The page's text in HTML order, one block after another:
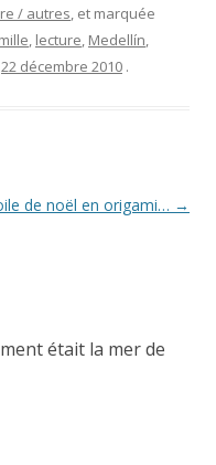
/ autres, et marquée
, lecture, Medellín,
22 décembre 2010 .
de noël en origami… →
était la mer de